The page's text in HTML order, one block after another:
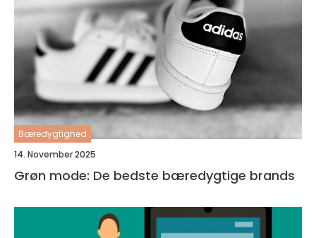
Bæredygtighed
14. November 2025
Grøn mode: De bedste bæredygtige brands